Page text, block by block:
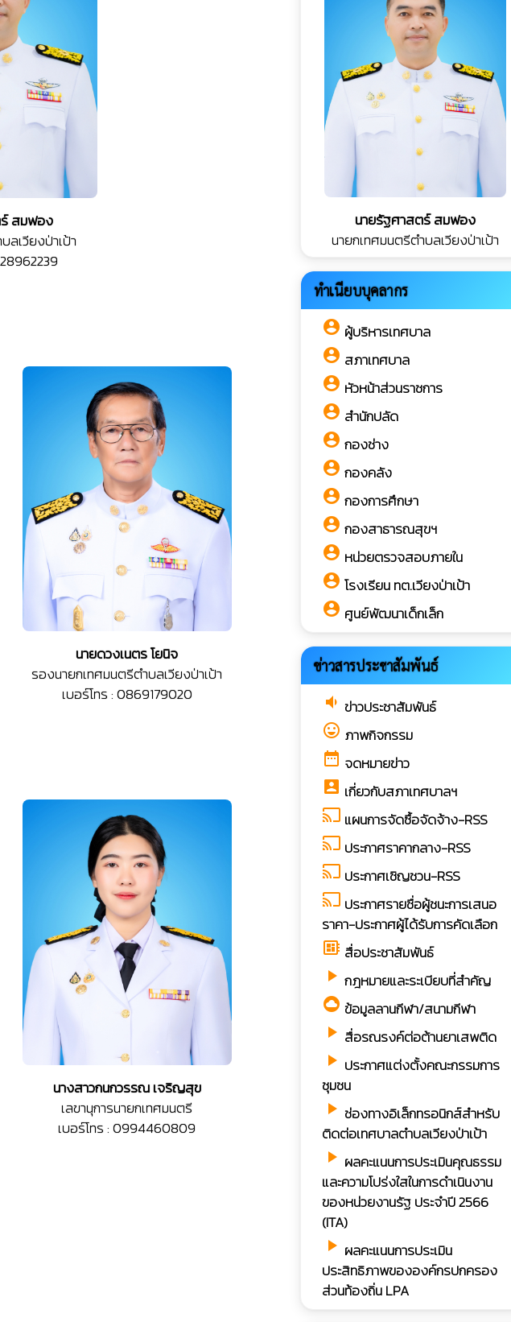
สมฟอง
ลเวียงป่าเป้า
นายดวงเนตร โยนิจ
รองนายกเทศมนตรีตำบลเวียงป่าเป้า
เบอร์โทร : 0869179020
นางสาวกนกวรรณ เจริญสุข
เลขานุการนายกเทศมนตรี
เบอร์โทร : 0994460809
นายรัฐศาสตร์ สมฟอง
นายกเทศมนตรีตำบลเวียงป่าเป้า
ทำเนียบบุคลากร
account_circle ผู้บริหารเทศบาล
account_circle สภาเทศบาล
account_circle หัวหน้าส่วนราชการ
account_circle สำนักปลัด
account_circle กองช่าง
account_circle กองคลัง
account_circle กองการศึกษา
account_circle กองสาธารณสุขฯ
account_circle หน่วยตรวจสอบภายใน
account_circle โรงเรียน ทต.เวียงป่าเป้า
account_circle ศูนย์พัฒนาเด็กเล็ก
ข่าวสารประชาสัมพันธ์
volume_down ข่าวประชาสัมพันธ์
sentiment_very_satisfied ภาพกิจกรรม
date_range จดหมายข่าว
account_box เกี่ยวกับสภาเทศบาลฯ
cast แผนการจัดซื้อจัดจ้าง-RSS
cast ประกาศราคากลาง-RSS
cast ประกาศเชิญชวน-RSS
cast ประกาศรายชื่อผู้ชนะการเสนอ
ราคา-ประกาศผู้ได้รับการคัดเลือก
developer_board สื่อประชาสัมพันธ์
play_arrow กฎหมายและระเบียบที่สำคัญ
cloud_circle ข้อมูลลานกีฬา/สนามกีฬา
play_arrow สื่อรณรงค์ต่อต้านยาเสพติด
play_arrow ประกาศแต่งตั้งคณะกรรมการ
ชุมชน
play_arrow ช่องทางอิเล็กทรอนิกส์สำหรับ
ติดต่อเทศบาลตำบลเวียงป่าเป้า
play_arrow ผลคะแนนการประเมินคุณธรรม
และความโปร่งใสในการดำเนินงาน
ของหน่วยงานรัฐ ประจำปี 2566
(ITA)
play_arrow ผลคะแนนการประเมิน
ประสิทธิภาพขององค์กรปกครอง
ส่วนท้องถิ่น LPA